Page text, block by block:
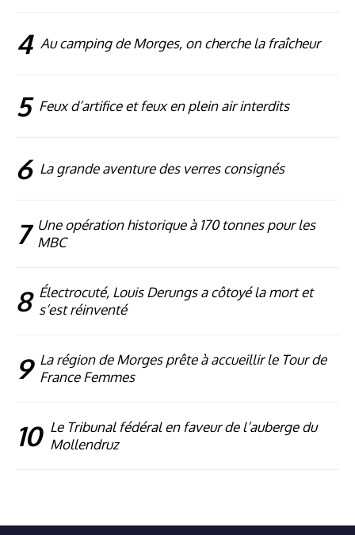
4 Au camping de Morges, on cherche la fraîcheur
5 Feux d’artifice et feux en plein air interdits
6 La grande aventure des verres consignés
7 Une opération historique à 170 tonnes pour les
MBC
8 Électrocuté, Louis Derungs a côtoyé la mort et
s’est réinventé
9 La région de Morges prête à accueillir le Tour de
France Femmes
10 Le Tribunal fédéral en faveur de l’auberge du
Mollendruz